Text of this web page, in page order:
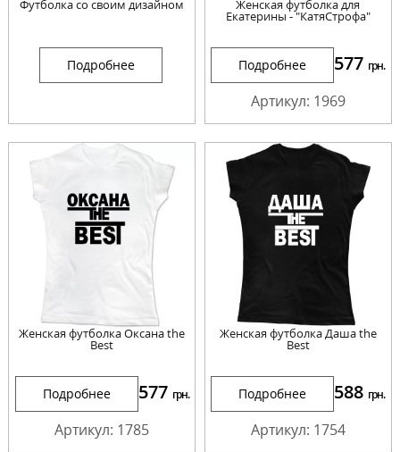
Футболка со своим дизайном
Подробнее
Женская футболка для
Екатерины - "КатяСтрофа"
Подробнее 577 грн.
Артикул: 1969
Женская футболка Оксана the
Best
Подробнее 577 грн.
Артикул: 1785
Женская футболка Даша the
Best
Подробнее 588 грн.
Артикул: 1754